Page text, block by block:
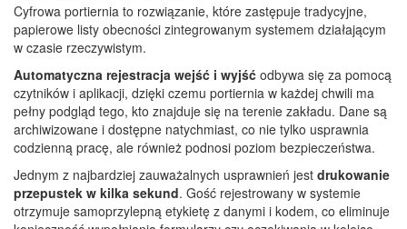
Cyfrowa portiernia to rozwiązanie, które zastępuje tradycyjne,
papierowe listy obecności zintegrowanym systemem działającym
w czasie rzeczywistym.
Automatyczna rejestracja wejść i wyjść odbywa się za pomocą
czytników i aplikacji, dzięki czemu portiernia w każdej chwili ma
pełny podgląd tego, kto znajduje się na terenie zakładu. Dane są
archiwizowane i dostępne natychmiast, co nie tylko usprawnia
codzienną pracę, ale również podnosi poziom bezpieczeństwa.
Jednym z najbardziej zauważalnych usprawnień jest drukowanie
przepustek w kilka sekund. Gość rejestrowany w systemie
otrzymuje samoprzylepną etykietę z danymi i kodem, co eliminuje